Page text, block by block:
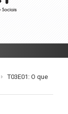
T03E01: O que